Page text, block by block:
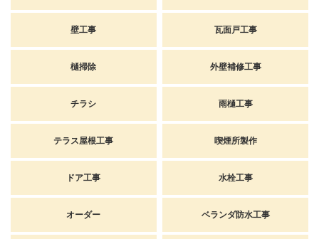
壁工事 瓦面戸工事
樋掃除 外壁補修工事
チラシ 雨樋工事
テラス屋根工事 喫煙所製作
ドア工事 水栓工事
オーダー ベランダ防水工事